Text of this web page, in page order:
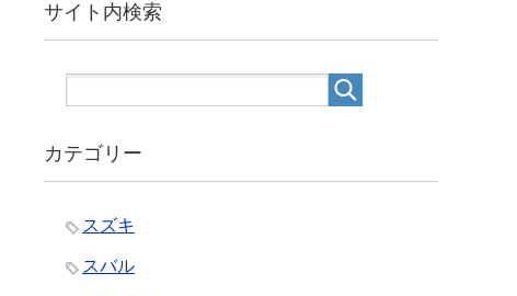
サイト内検索
カテゴリー
スズキ
スバル